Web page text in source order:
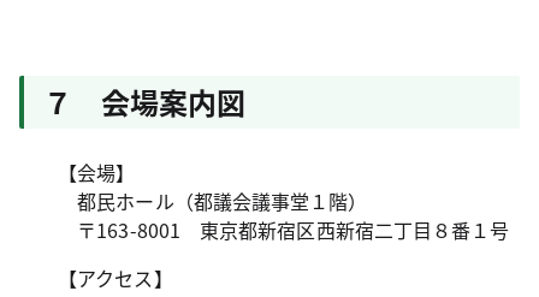
７ 会場案内図
【会場】
都民ホール（都議会議事堂１階）
〒163-8001 東京都新宿区西新宿二丁目８番１号
【アクセス】